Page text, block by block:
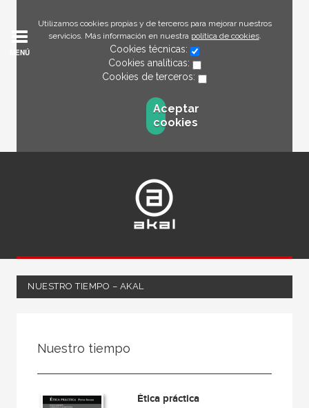
Utilizamos cookies propias y de terceros para mejorar nuestros
servicios. Más información en nuestra política de cookies.
Cookies técnicas:
Cookies analíticas:
Cookies de terceros:
Aceptar
cookies
MENÚ
NUESTRO TIEMPO – AKAL
Ciencias humanas y sociales
Filosofía
Nuestro tiempo
Ética práctica